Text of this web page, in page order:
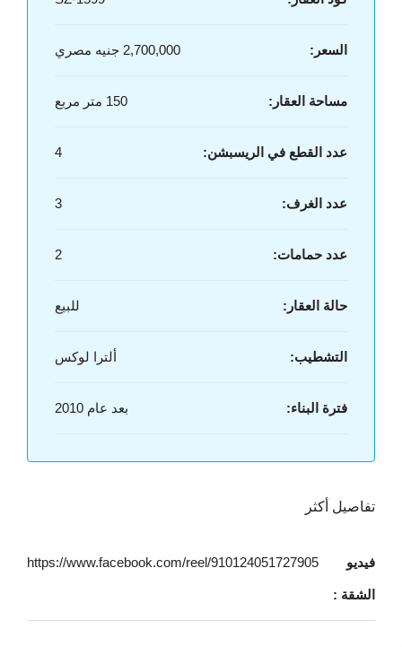
السعر: 2,700,000 جنيه مصري
مساحة العقار: 150 متر مربع
عدد القطع في الريسبشن: 4
عدد الغرف: 3
عدد حمامات: 2
حالة العقار: للبيع
التشطيب: ألترا لوكس
فترة البناء: بعد عام 2010
تفاصيل أكثر
فيديو
الشقة :
https://www.facebook.com/reel/910124051727905